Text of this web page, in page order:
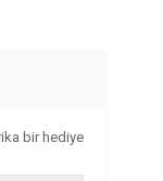
bir hediye